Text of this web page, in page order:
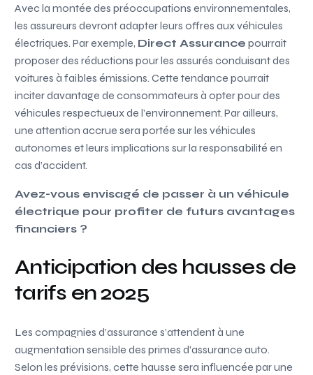
Avec la montée des préoccupations environnementales,
les assureurs devront adapter leurs offres aux véhicules
électriques. Par exemple, Direct Assurance pourrait
proposer des réductions pour les assurés conduisant des
voitures à faibles émissions. Cette tendance pourrait
inciter davantage de consommateurs à opter pour des
véhicules respectueux de l’environnement. Par ailleurs,
une attention accrue sera portée sur les véhicules
autonomes et leurs implications sur la responsabilité en
cas d’accident.
Avez-vous envisagé de passer à un véhicule
électrique pour profiter de futurs avantages
financiers ?
Anticipation des hausses de
tarifs en 2025
Les compagnies d’assurance s’attendent à une
augmentation sensible des primes d’assurance auto.
Selon les prévisions, cette hausse sera influencée par une